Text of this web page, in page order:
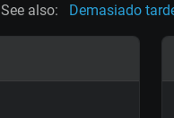
See also: Demasiado